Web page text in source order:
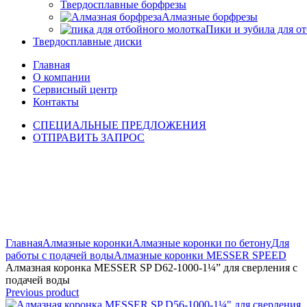
Твердосплавные борфрезы
Алмазные борфрезы
Пики и зубила для
Твердосплавные диски
Главная
О компании
Сервисный центр
Контакты
СПЕЦИАЛЬНЫЕ ПРЕДЛОЖЕНИЯ
ОТПРАВИТЬ ЗАПРОС
ГлавнаяАлмазные коронкиАлмазные коронки по бетонуДля
работы с подачей водыАлмазные коронки MESSER SPEED
Алмазная коронка MESSER SP D62-1000-1¼” для сверления с
подачей воды
Previous product